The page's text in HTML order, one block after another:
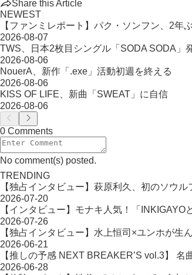
Share this Article
NEWEST
【ファンミレポート】パク・ソンフン、2
2026-08-07
TWS、日本2枚目シングル「SODA SODA
2026-08-06
NouerA、新作「.exe」活動初週を終える
2026-08-06
KISS OF LIFE、新曲「SWEAT」に自信
2026-08-06
0 Comments
No comment(s) posted.
TRENDING
【独占インタビュー】萩原利久、初のソウ
2026-07-20
【インタビュー】モナキ人気！「INKIGAYO
2026-07-26
【独占インタビュー】水上恒司×ユンホが
2026-06-21
【推しの予感 NEXT BREAKER’S vol.3】
2026-06-28